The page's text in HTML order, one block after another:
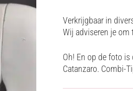
Verkrijgbaar in
Wij adviseren je om
Oh! En op de foto
Catanzaro. Combi-